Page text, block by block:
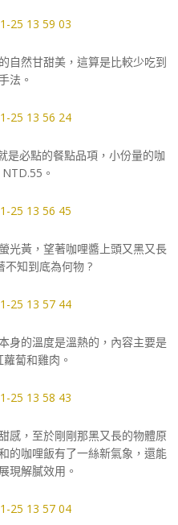
自然甘甜美，這算是比較少吃到
法。
是必點的餐點品項，小份量的咖
。
光黃，望著咖哩醬上頭又黑又長
不知到底為何物 ?
身的溫度是溫熱的，內容主要是
蔔和雞肉。
感，至於剛剛那黑又長的物體原
的咖哩飯有了一絲新氣象，還能
現解膩效用。